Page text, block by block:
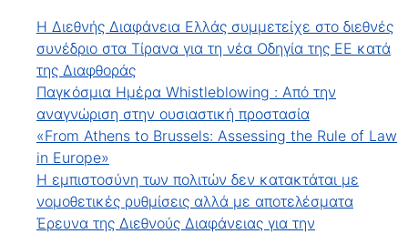
Η Διεθνής Διαφάνεια Ελλάς συμμετείχε στο διεθνές
συνέδριο στα Τίρανα για τη νέα Οδηγία της ΕΕ κατά
της Διαφθοράς
Παγκόσμια Ημέρα Whistleblowing : Από την
αναγνώριση στην ουσιαστική προστασία
«From Athens to Brussels: Assessing the Rule of Law
in Europe»
Η εμπιστοσύνη των πολιτών δεν κατακτάται με
νομοθετικές ρυθμίσεις αλλά με αποτελέσματα
Έρευνα της Διεθνούς Διαφάνειας για την